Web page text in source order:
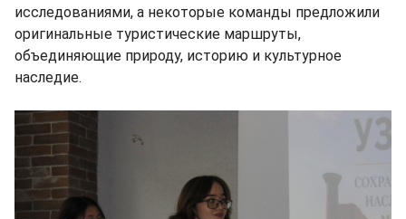
исследованиями, а некоторые команды предложили
оригинальные туристические маршруты,
объединяющие природу, историю и культурное
наследие.